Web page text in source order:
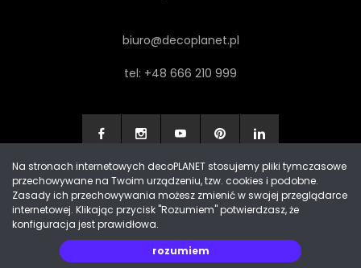
biuro@decoplanet.pl
tel: +48 666 210 999
Made with by Progres Media & decoPLANET
Na stronach internetowych decoPLANET stosujemy pliki tymczasowe
przechowywane na Twoim urządzeniu, tzw. cookies i podobne.
Zasady ich przechowywania możesz zmienić w swojej przeglądarce
internetowej. Klikając przycisk "Rozumiem" potwierdzasz, że
konfiguracja jest prawidłowa.
rozumiem